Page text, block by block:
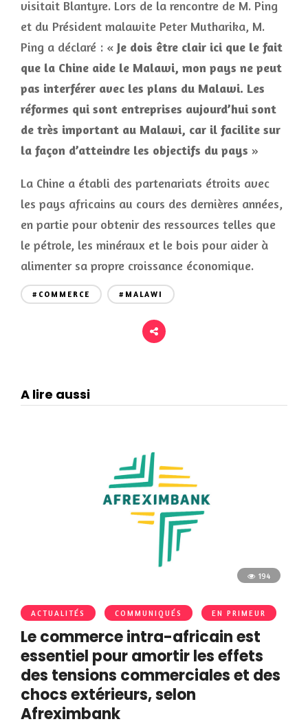
visitait Blantyre. Lors de la rencontre de M. Ping
et du Président malawite Peter Mutharika, M.
Ping a déclaré : « Je dois être clair ici que le fait
que la Chine aide le Malawi, mon pays ne peut
pas interférer avec les plans du Malawi. Les
réformes qui sont entreprises aujourd’hui sont
de très important au Malawi, car il facilite sur
la façon d’atteindre les objectifs du pays »
La Chine a établi des partenariats étroits avec
les pays africains au cours des dernières années,
en partie pour obtenir des ressources telles que
le pétrole, les minéraux et le bois pour aider à
alimenter sa propre croissance économique.
#COMMERCE #MALAWI
A lire aussi
194
ACTUALITÉS COMMUNIQUÉS EN PRIMEUR
Le commerce intra-africain est
essentiel pour amortir les effets
des tensions commerciales et des
chocs extérieurs, selon
Afreximbank